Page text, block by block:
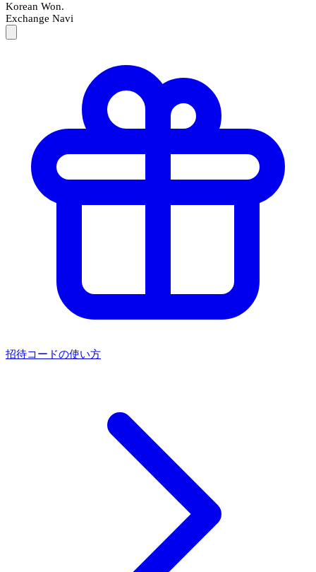
Korean Won.
Exchange Navi
招待コードの使い方